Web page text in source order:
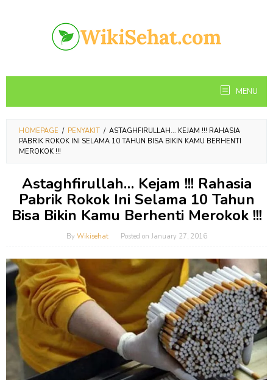
MENU
HOMEPAGE / PENYAKIT / ASTAGHFIRULLAH... KEJAM !!! RAHASIA
PABRIK ROKOK INI SELAMA 10 TAHUN BISA BIKIN KAMU BERHENTI
MEROKOK !!!
Astaghfirullah… Kejam !!! Rahasia
Pabrik Rokok Ini Selama 10 Tahun
Bisa Bikin Kamu Berhenti Merokok !!!
By Wikisehat Posted on January 27, 2016